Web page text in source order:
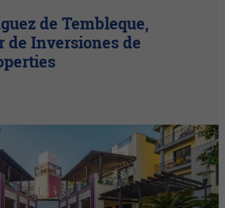
de Tembleque,
de Inversiones de